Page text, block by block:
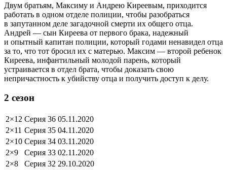
Двум братьям, Максиму и Андрею Киреевым, приходится
работать в одном отделе полиции, чтобы разобраться
в запутанном деле загадочной смерти их общего отца.
Андрей — сын Киреева от первого брака, надежный
и опытный капитан полиции, который годами ненавидел отца
за то, что тот бросил их с матерью. Максим — второй ребенок
Киреева, инфантильный молодой парень, который
устраивается в отдел брата, чтобы доказать свою
непричастность к убийству отца и получить доступ к делу.
2 сезон
2×12 Серия 36 05.11.2020
2×11 Серия 35 04.11.2020
2×10 Серия 34 03.11.2020
2×9
Серия 33 02.11.2020
2×8
Серия 32 29.10.2020